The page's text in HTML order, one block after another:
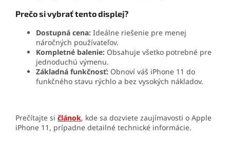
Prečo si vybrať tento displej?
Dostupná cena: Ideálne riešenie pre menej
náročných používateľov.
Kompletné balenie: Obsahuje všetko potrebné pre
jednoduchú výmenu.
Základná funkčnosť: Obnoví váš iPhone 11 do
funkčného stavu rýchlo a bez vysokých nákladov.
Prečítajte si článok, kde sa dozviete zaujímavosti o Apple
iPhone 11, prípadne detailné technické informácie.